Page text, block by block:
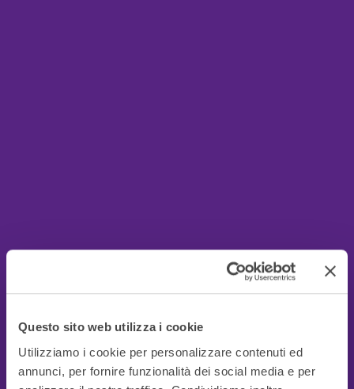
Questo sito web utilizza i cookie
Utilizziamo i cookie per personalizzare contenuti ed
annunci, per fornire funzionalità dei social media e per